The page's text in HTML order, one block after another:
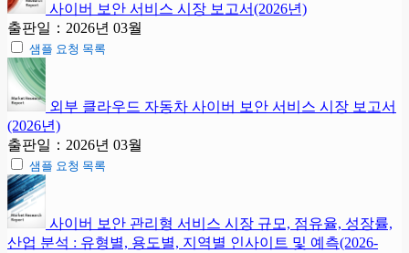
사이버 보안 서비스 시장 보고서(2026년)
출판일：2026년 03월
샘플 요청 목록
외부 클라우드 자동차 사이버 보안 서비스 시장 보고서
(2026년)
출판일：2026년 03월
샘플 요청 목록
사이버 보안 관리형 서비스 시장 규모, 점유율, 성장률,
산업 분석 : 유형별, 용도별, 지역별 인사이트 및 예측(2026-